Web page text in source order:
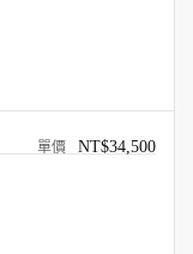
NT$34,500